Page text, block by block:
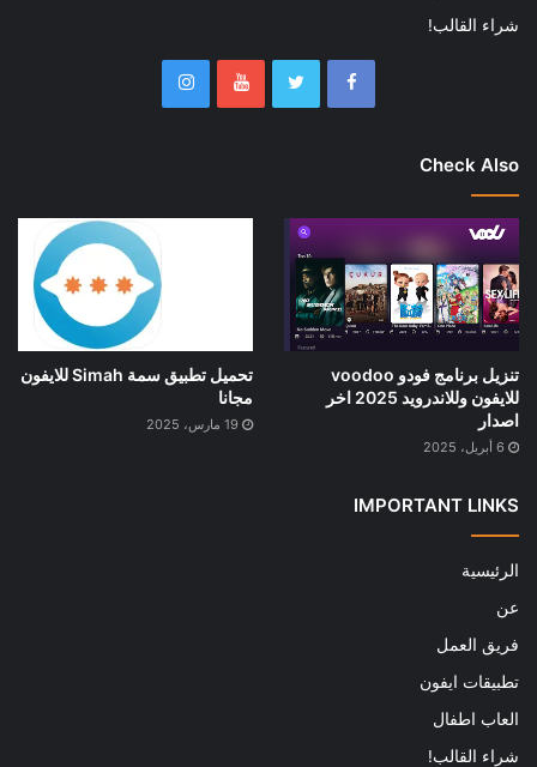
شراء القالب!
Check Also
تنزيل برنامج فودو voodoo
للايفون وللاندرويد 2025 اخر
اصدار
6 أبريل، 2025
تحميل تطبيق سمة Simah للايفون
مجانا
19 مارس، 2025
IMPORTANT LINKS
الرئيسية
عن
فريق العمل
تطبيقات ايفون
العاب اطفال
شراء القالب!